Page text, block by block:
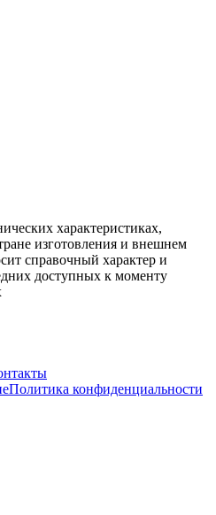
характеристиках,
изготовления и внешнем
справочный характер и
доступных к моменту
Политика конфиденциальности